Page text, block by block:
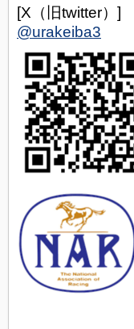
[X（旧twitter）]
@urakeiba3